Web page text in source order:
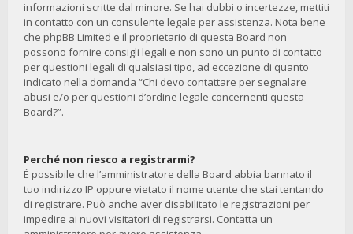
informazioni scritte dal minore. Se hai dubbi o incertezze, mettiti
in contatto con un consulente legale per assistenza. Nota bene
che phpBB Limited e il proprietario di questa Board non
possono fornire consigli legali e non sono un punto di contatto
per questioni legali di qualsiasi tipo, ad eccezione di quanto
indicato nella domanda “Chi devo contattare per segnalare
abusi e/o per questioni d’ordine legale concernenti questa
Board?”.
Perché non riesco a registrarmi?
È possibile che l’amministratore della Board abbia bannato il
tuo indirizzo IP oppure vietato il nome utente che stai tentando
di registrare. Può anche aver disabilitato le registrazioni per
impedire ai nuovi visitatori di registrarsi. Contatta un